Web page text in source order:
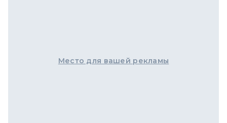
Место для вашей рекламы